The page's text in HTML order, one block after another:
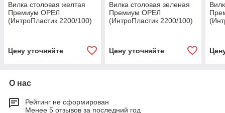
Вилка столовая желтая
Премиум ОРЕЛ
(ИнтроПластик 2200/100)
Цену уточняйте
Вилка столовая зеленая
Премиум ОРЕЛ
(ИнтроПластик 2200/100)
Цену уточняйте
О нас
Рейтинг не сформирован
Менее 5 отзывов за последний год